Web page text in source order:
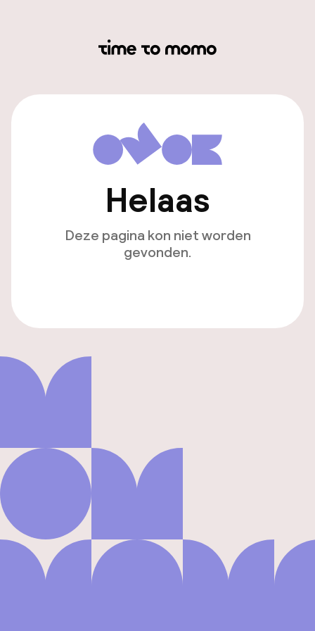
Helaas
Deze pagina kon niet worden
gevonden.